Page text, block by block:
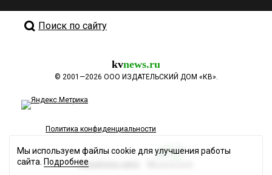
Поиск по сайту
kvnews.ru
© 2001—2026 ООО ИЗДАТЕЛЬСКИЙ ДОМ «КВ».
Политика конфиденциальности
Разработка сайта
Мы используем файлы cookie для улучшения работы
сайта. Подробнее